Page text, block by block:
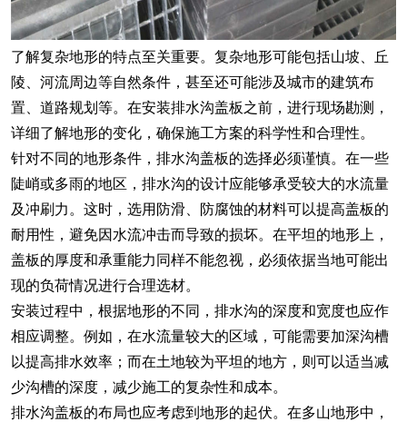
了解复杂地形的特点至关重要。复杂地形可能包括山坡、丘
陵、河流周边等自然条件，甚至还可能涉及城市的建筑布
置、道路规划等。在安装排水沟盖板之前，进行现场勘测，
详细了解地形的变化，确保施工方案的科学性和合理性。
针对不同的地形条件，排水沟盖板的选择必须谨慎。在一些
陡峭或多雨的地区，排水沟的设计应能够承受较大的水流量
及冲刷力。这时，选用防滑、防腐蚀的材料可以提高盖板的
耐用性，避免因水流冲击而导致的损坏。在平坦的地形上，
盖板的厚度和承重能力同样不能忽视，必须依据当地可能出
现的负荷情况进行合理选材。
安装过程中，根据地形的不同，排水沟的深度和宽度也应作
相应调整。例如，在水流量较大的区域，可能需要加深沟槽
以提高排水效率；而在土地较为平坦的地方，则可以适当减
少沟槽的深度，减少施工的复杂性和成本。
排水沟盖板的布局也应考虑到地形的起伏。在多山地形中，